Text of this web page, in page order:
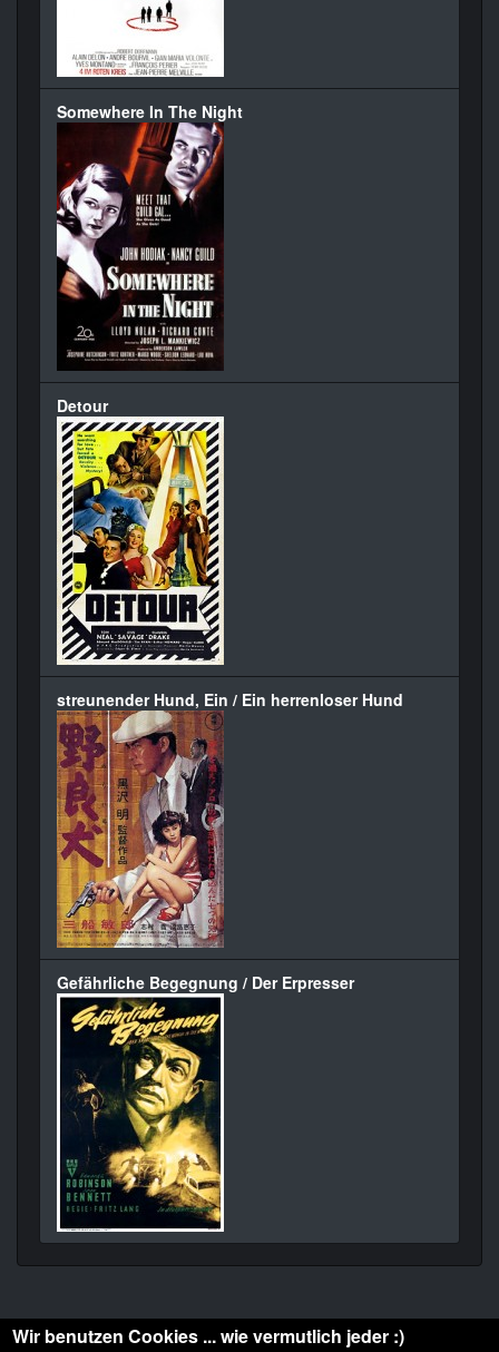
Somewhere In The Night
Detour
streunender Hund, Ein / Ein herrenloser Hund
Gefährliche Begegnung / Der Erpresser
Wir benutzen Cookies ... wie vermutlich jeder :)